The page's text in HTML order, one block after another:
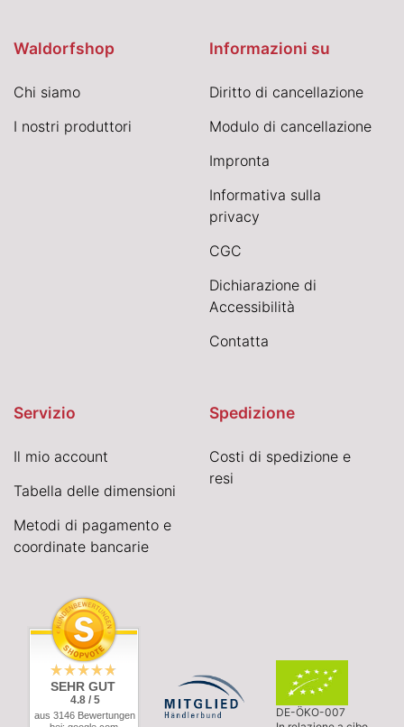
Waldorfshop
Chi siamo
I nostri produttori
Informazioni su
Diritto di cancellazione
Modulo di cancellazione
Impronta
Informativa sulla
privacy
CGC
Dichiarazione di
Accessibilità
Contatta
Servizio
Il mio account
Tabella delle dimensioni
Metodi di pagamento e
coordinate bancarie
Spedizione
Costi di spedizione e
resi
SEHR GUT
4.8 / 5
aus 3146 Bewertungen
DE-ÖKO-007